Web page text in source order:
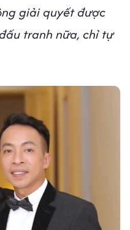
giải quyết được
tranh nữa, chỉ tự